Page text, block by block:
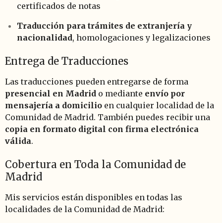
certificados de notas
Traducción para trámites de extranjería y
nacionalidad, homologaciones y legalizaciones
Entrega de Traducciones
Las traducciones pueden entregarse de forma
presencial en Madrid o mediante envío por
mensajería a domicilio en cualquier localidad de la
Comunidad de Madrid. También puedes recibir una
copia en formato digital con firma electrónica
válida.
Cobertura en Toda la Comunidad de
Madrid
Mis servicios están disponibles en todas las
localidades de la Comunidad de Madrid: